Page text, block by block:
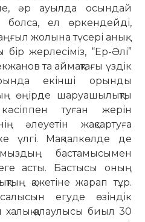
әр ауылда осындай
ел өркендейді,
жолына түсері анық.
жерлесіміз, “Ер-Әлі”
та аймақтағы үздік
екінші орынды
өңірде шаруашылықты
туған жерін
әлеуетін жақсартуға
үлгі. Мақпалкөлде де
бастамысымен
асты. Бастысы оның
қажетіне жарап тұр.
егуде өзіндік
халық қалаулысы биыл 30